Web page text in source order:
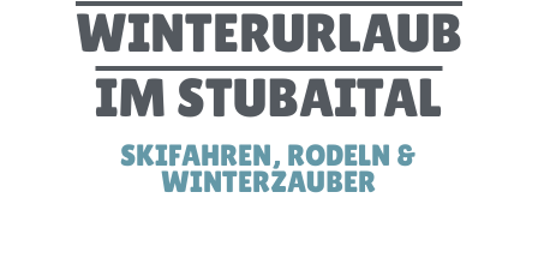
WINTERURLAUB
IM STUBAITAL
SKIFAHREN, RODELN &
WINTERZAUBER